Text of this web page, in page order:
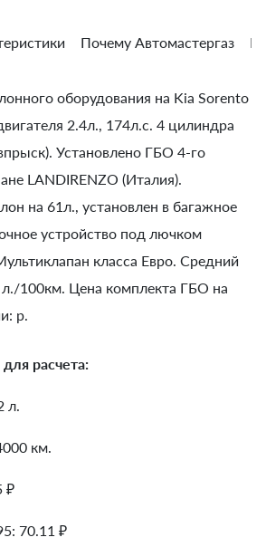
Почему Автомастергаз
оборудования на Kia Sorento
2.4л., 174л.с. 4 цилиндра
Установлено ГБО 4-го
LANDIRENZO (Италия).
на 61л., установлен в багажное
устройство под лючком
класса Евро. Средний
л./100км. Цена комплекта ГБО на
р.
расчета:
л.
км.
₽
70.11 ₽